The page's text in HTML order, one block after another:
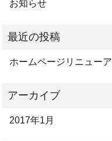
お知らせ
ホームページリニューア
2017年1月